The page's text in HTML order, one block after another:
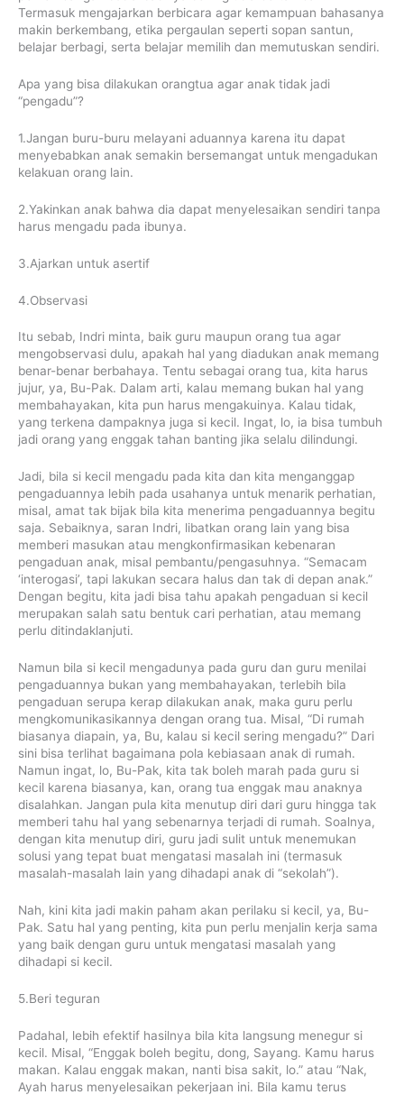
Termasuk mengajarkan berbicara agar kemampuan bahasanya
makin berkembang, etika pergaulan seperti sopan santun,
belajar berbagi, serta belajar memilih dan memutuskan sendiri.
Apa yang bisa dilakukan orangtua agar anak tidak jadi
“pengadu”?
1.Jangan buru-buru melayani aduannya karena itu dapat
menyebabkan anak semakin bersemangat untuk mengadukan
kelakuan orang lain.
2.Yakinkan anak bahwa dia dapat menyelesaikan sendiri tanpa
harus mengadu pada ibunya.
3.Ajarkan untuk asertif
4.Observasi
Itu sebab, Indri minta, baik guru maupun orang tua agar
mengobservasi dulu, apakah hal yang diadukan anak memang
benar-benar berbahaya. Tentu sebagai orang tua, kita harus
jujur, ya, Bu-Pak. Dalam arti, kalau memang bukan hal yang
membahayakan, kita pun harus mengakuinya. Kalau tidak,
yang terkena dampaknya juga si kecil. Ingat, lo, ia bisa tumbuh
jadi orang yang enggak tahan banting jika selalu dilindungi.
Jadi, bila si kecil mengadu pada kita dan kita menganggap
pengaduannya lebih pada usahanya untuk menarik perhatian,
misal, amat tak bijak bila kita menerima pengaduannya begitu
saja. Sebaiknya, saran Indri, libatkan orang lain yang bisa
memberi masukan atau mengkonfirmasikan kebenaran
pengaduan anak, misal pembantu/pengasuhnya. “Semacam
‘interogasi’, tapi lakukan secara halus dan tak di depan anak.”
Dengan begitu, kita jadi bisa tahu apakah pengaduan si kecil
merupakan salah satu bentuk cari perhatian, atau memang
perlu ditindaklanjuti.
Namun bila si kecil mengadunya pada guru dan guru menilai
pengaduannya bukan yang membahayakan, terlebih bila
pengaduan serupa kerap dilakukan anak, maka guru perlu
mengkomunikasikannya dengan orang tua. Misal, “Di rumah
biasanya diapain, ya, Bu, kalau si kecil sering mengadu?” Dari
sini bisa terlihat bagaimana pola kebiasaan anak di rumah.
Namun ingat, lo, Bu-Pak, kita tak boleh marah pada guru si
kecil karena biasanya, kan, orang tua enggak mau anaknya
disalahkan. Jangan pula kita menutup diri dari guru hingga tak
memberi tahu hal yang sebenarnya terjadi di rumah. Soalnya,
dengan kita menutup diri, guru jadi sulit untuk menemukan
solusi yang tepat buat mengatasi masalah ini (termasuk
masalah-masalah lain yang dihadapi anak di “sekolah”).
Nah, kini kita jadi makin paham akan perilaku si kecil, ya, Bu-
Pak. Satu hal yang penting, kita pun perlu menjalin kerja sama
yang baik dengan guru untuk mengatasi masalah yang
dihadapi si kecil.
5.Beri teguran
Padahal, lebih efektif hasilnya bila kita langsung menegur si
kecil. Misal, “Enggak boleh begitu, dong, Sayang. Kamu harus
makan. Kalau enggak makan, nanti bisa sakit, lo.” atau “Nak,
Ayah harus menyelesaikan pekerjaan ini. Bila kamu terus